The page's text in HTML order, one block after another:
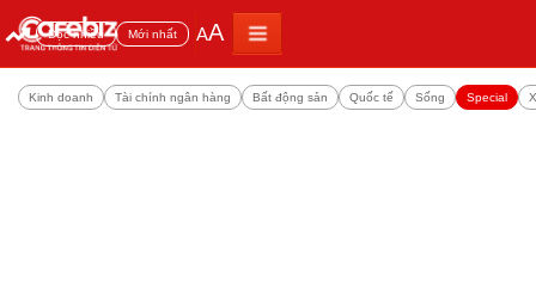
Đọc nhiều Mới nhất AA
Kinh doanh Tài chính ngân hàng Bất động sản Quốc tế Sống Special